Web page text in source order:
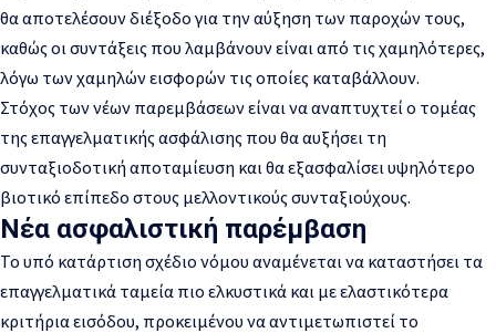
θα αποτελέσουν διέξοδο για την αύξηση των παροχών τους,
καθώς οι συντάξεις που λαμβάνουν είναι από τις χαμηλότερες,
λόγω των χαμηλών εισφορών τις οποίες καταβάλλουν.
Στόχος των νέων παρεμβάσεων είναι να αναπτυχτεί ο τομέας
της επαγγελματικής ασφάλισης που θα αυξήσει τη
συνταξιοδοτική αποταμίευση και θα εξασφαλίσει υψηλότερο
βιοτικό επίπεδο στους μελλοντικούς συνταξιούχους.
Νέα ασφαλιστική παρέμβαση
Το υπό κατάρτιση σχέδιο νόμου αναμένεται να καταστήσει τα
επαγγελματικά ταμεία πιο ελκυστικά και με ελαστικότερα
κριτήρια εισόδου, προκειμένου να αντιμετωπιστεί το